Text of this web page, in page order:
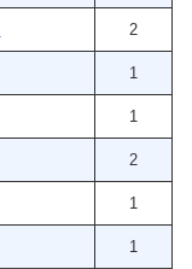
2
1
1
2
1
1